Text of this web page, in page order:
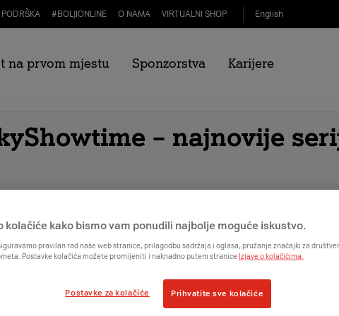
PODRŠKA # BOLJIONLINE O NAMA VIRTUALNI SHOP English
na prvom mjestu Sponzorstva Karijere
se e-mailom na komunikacije@A1.hr
– najnovije
kolačiće kako bismo vam ponudili najbolje moguće iskustvo.
pravilan rad naše web stranice, prilagodbu sadržaja i oglasa, pružanje značajki za
Postavke kolačića možete promijeniti i naknadno putem stranice Izjave o kolačićima.
Postavke za kolačiće Prihvatite sve kolačiće